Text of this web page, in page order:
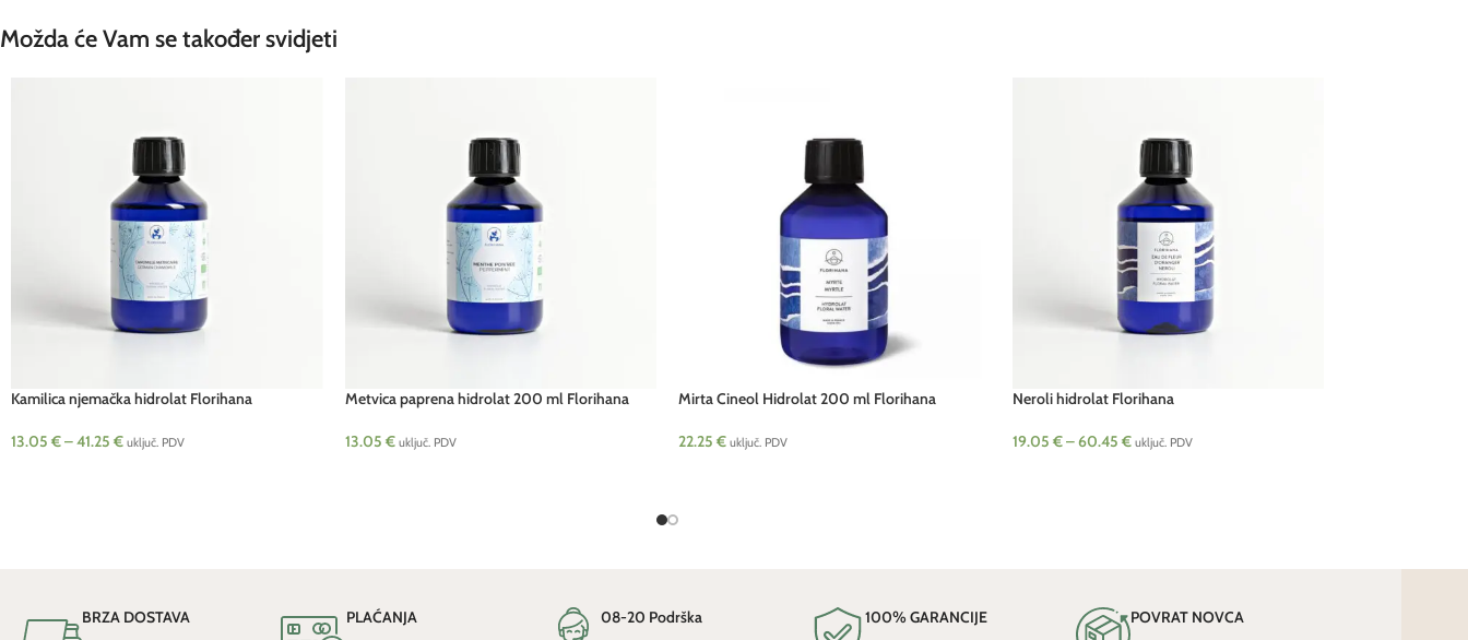
Možda će Vam se također svidjeti
Kamilica njemačka hidrolat Florihana
13.05 €–41.25 € uključ. PDV
Metvica paprena hidrolat 200 ml Florihana
13.05 € uključ. PDV
Mirta Cineol Hidrolat 200 ml Florihana
22.25 € uključ. PDV
Neroli hidrolat Florihana
19.05 €–60.45 € uključ. PDV
BRZA DOSTAVA
PLAĆANJA
08-20 Podrška
100% GARANCIJE
POVRAT NOVCA